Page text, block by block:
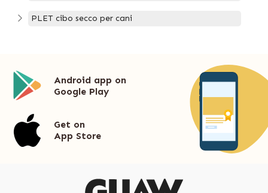
PLET cibo secco per cani
Android app on
Google Play
Get on
App Store